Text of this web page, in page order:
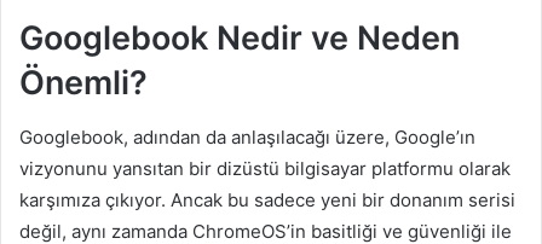
Googlebook Nedir ve Neden
Önemli?
Googlebook, adından da anlaşılacağı üzere, Google’ın
vizyonunu yansıtan bir dizüstü bilgisayar platformu olarak
karşımıza çıkıyor. Ancak bu sadece yeni bir donanım serisi
değil, aynı zamanda ChromeOS’in basitliği ve güvenliği ile